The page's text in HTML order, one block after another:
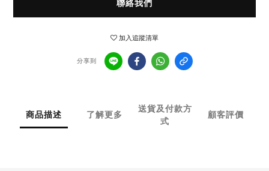
聯絡我們
加入追蹤清單
分享到
商品描述 了解更多
送貨及付款方
式
顧客評價